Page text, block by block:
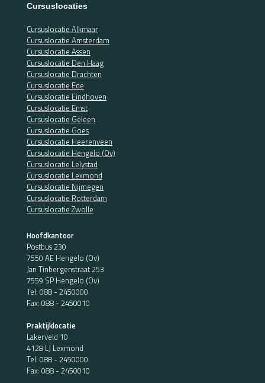
Cursuslocaties
Cursuslocatie Alkmaar
Cursuslocatie Amsterdam
Cursuslocatie Assen
Cursuslocatie Den Haag
Cursuslocatie Drachten
Cursuslocatie Ede
Cursuslocatie Eindhoven
Cursuslocatie Emst
Cursuslocatie Geleen
Cursuslocatie Goes
Cursuslocatie Heerenveen
Cursuslocatie Hengelo (Ov)
Cursuslocatie Lelystad
Cursuslocatie Lexmond
Cursuslocatie Nijmegen
Cursuslocatie Rotterdam
Cursuslocatie Zwolle
Hoofdkantoor
Postbus 230
7550 AE Hengelo (Ov)
Jan Tinbergenstraat 253
7559 SP Hengelo (Ov)
Tel: 088 - 2450000
Fax: 088 - 2450010
Praktijklocatie
Lakerveld 10
4128 LJ Lexmond
Tel: 088 - 2450000
Fax: 088 - 2450010